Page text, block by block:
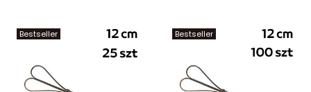
Bestseller Bestseller